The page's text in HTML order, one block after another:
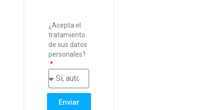
¿Acepta el
tratamiento
de sus datos
personales?
Enviar